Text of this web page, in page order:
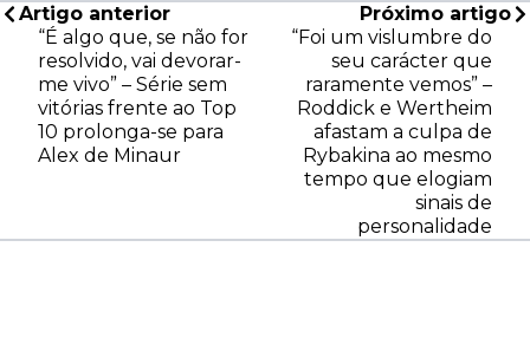
Artigo anterior
“É algo que, se não for
resolvido, vai devorar-
me vivo” – Série sem
vitórias frente ao Top
10 prolonga-se para
Alex de Minaur
Próximo artigo
“Foi um vislumbre do
seu carácter que
raramente vemos” –
Roddick e Wertheim
afastam a culpa de
Rybakina ao mesmo
tempo que elogiam
sinais de
personalidade